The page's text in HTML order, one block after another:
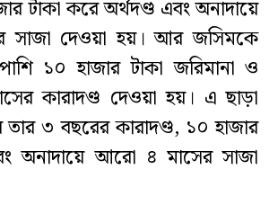
টাকা করে অর্থদণ্ড এবং অনাদায়ে
দেওয়া হয়। আর জসিমকে
১০ হাজার টাকা জরিমানা ও
কারাদণ্ড দেওয়া হয়। এ ছাড়া
৩ বছরের কারাদণ্ড, ১০ হাজার
অনাদায়ে আরো ৪ মাসের সাজা